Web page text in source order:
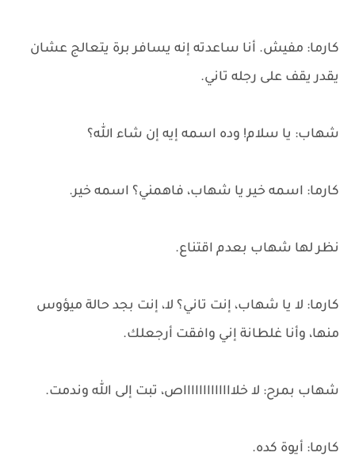
كارما: مفيش. أنا ساعدته إنه يسافر برة يتعالج عشان
يقدر يقف على رجله تاني.
شهاب: يا سلام! وده اسمه إيه إن شاء الله؟
كارما: اسمه خير يا شهاب، فاهمني؟ اسمه خير.
نظر لها شهاب بعدم اقتناع.
كارما: لا يا شهاب، إنت تاني؟ لا، إنت بجد حالة ميؤوس
منها، وأنا غلطانة إني وافقت أرجعلك.
شهاب بمرح: لا خلاااااااااااااص، تبت إلى الله وندمت.
كارما: أيوة كده.